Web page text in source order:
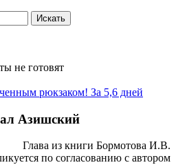
Искать
не готовят
рюкзаком! За 5,6 дней
Азишский
Глава из книги Бормотова И.В.
по согласованию с автором